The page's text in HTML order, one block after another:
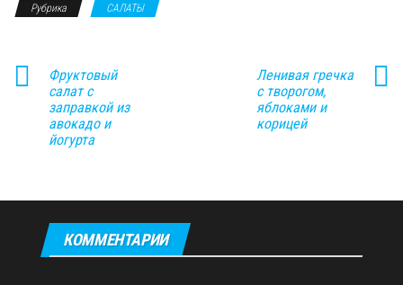
Рубрика САЛАТЫ
Фруктовый
салат с
заправкой из
авокадо и
йогурта
Ленивая гречка
с творогом,
яблоками и
корицей
КОММЕНТАРИИ